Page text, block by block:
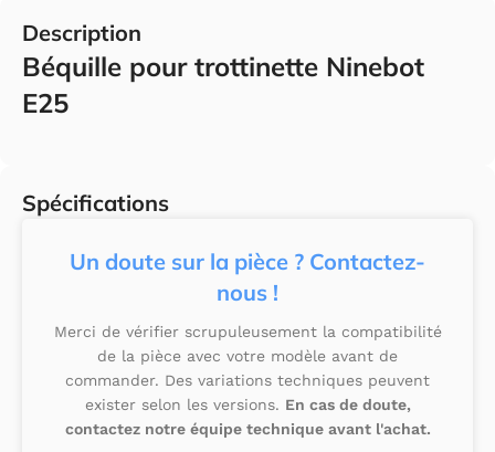
Description
Béquille pour trottinette Ninebot
E25
Spécifications
Un doute sur la pièce ? Contactez-
nous !
Merci de vérifier scrupuleusement la compatibilité
de la pièce avec votre modèle avant de
commander. Des variations techniques peuvent
exister selon les versions. En cas de doute,
contactez notre équipe technique avant l'achat.